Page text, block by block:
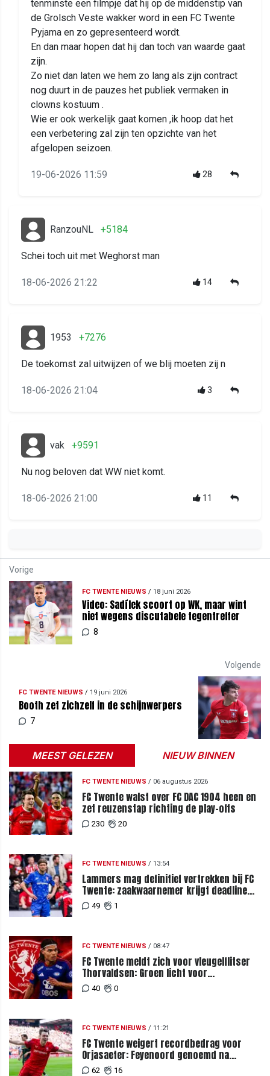
tenminste een filmpje dat hij op de middenstip van
de Grolsch Veste wakker word in een FC Twente
Pyjama en zo gepresenteerd wordt.
En dan maar hopen dat hij dan toch van waarde gaat
zijn.
Zo niet dan laten we hem zo lang als zijn contract
nog duurt in de pauzes het publiek vermaken in
clowns kostuum .
Wie er ook werkelijk gaat komen ,ik hoop dat het
een verbetering zal zijn ten opzichte van het
afgelopen seizoen.
19-06-2026 11:59 28
RanzouNL +5184
Schei toch uit met Weghorst man
18-06-2026 21:22 14
1953 +7276
De toekomst zal uitwijzen of we blij moeten zij n
18-06-2026 21:04 3
vak +9591
Nu nog beloven dat WW niet komt.
18-06-2026 21:00 11
Vorige
FC TWENTE NIEUWS / 18 juni 2026
Video: Sadílek scoort op WK, maar wint
niet wegens discutabele tegentreffer
8
Volgende
FC TWENTE NIEUWS / 19 juni 2026
Booth zet zichzelf in de schijnwerpers
7
MEEST GELEZEN NIEUW BINNEN
FC TWENTE NIEUWS / 06 augustus 2026
FC Twente walst over FC DAC 1904 heen en
zet reuzenstap richting de play-offs
230 20
FC TWENTE NIEUWS / 13:54
Lammers mag definitief vertrekken bij FC
Twente: zaakwaarnemer krijgt deadline
vanwege komst vervanger
49 1
FC TWENTE NIEUWS / 08:47
FC Twente meldt zich voor vleugelflitser
Thorvaldsen: Groen licht voor
miljoenenbod
40 0
FC TWENTE NIEUWS / 11:21
FC Twente weigert recordbedrag voor
Orjasaeter: Feyenoord genoemd na
megabod
62 16